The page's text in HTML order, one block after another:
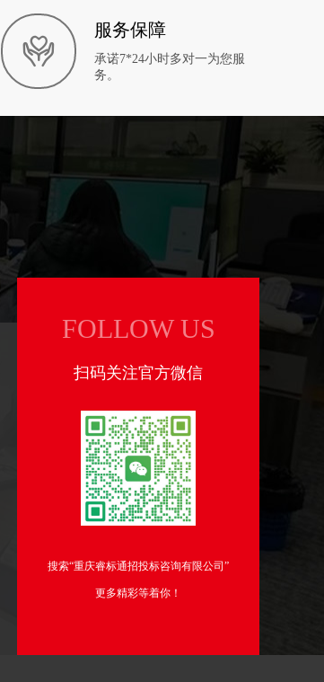
服务保障
承诺7*24小时多对一为您服
务。
FOLLOW US
扫码关注官方微信
搜索“重庆睿标通招投标咨询有限公司”
更多精彩等着你！